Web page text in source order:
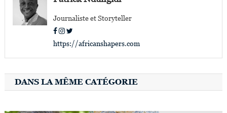
Journaliste et Storyteller
https://africanshapers.com
DANS LA MÊME CATÉGORIE